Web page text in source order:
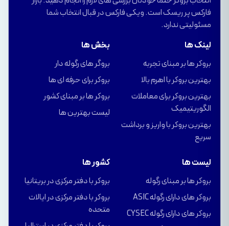
فارکس پر ریسک است. ویکی فارکس در قبال انتخاب شما
مسئولیتی ندارد.
لینک ها
بروکر ها بر مبنای تجربه
بهترین بروکر با اهرم بالا
بهترین بروکر برای معاملات
الگوریتیمیک
بهترین بروکر با واریز و برداشت
سریع
بخش ها
بروگر های رگوله دار
بروکر برای حرفه ای ها
بروکر ها بر مبنای کشور
لیست بهترین ها
لیست ها
بروکر ها بر مبنای رگوله
بروکر های دارای رگوله ASIC
بروکر های دارای رگوله CYSEC
کشور ها
بروکر با دفتر مرکزی در بریتانیا
بروکر با دفتر مرکزی در ایالات
متحده